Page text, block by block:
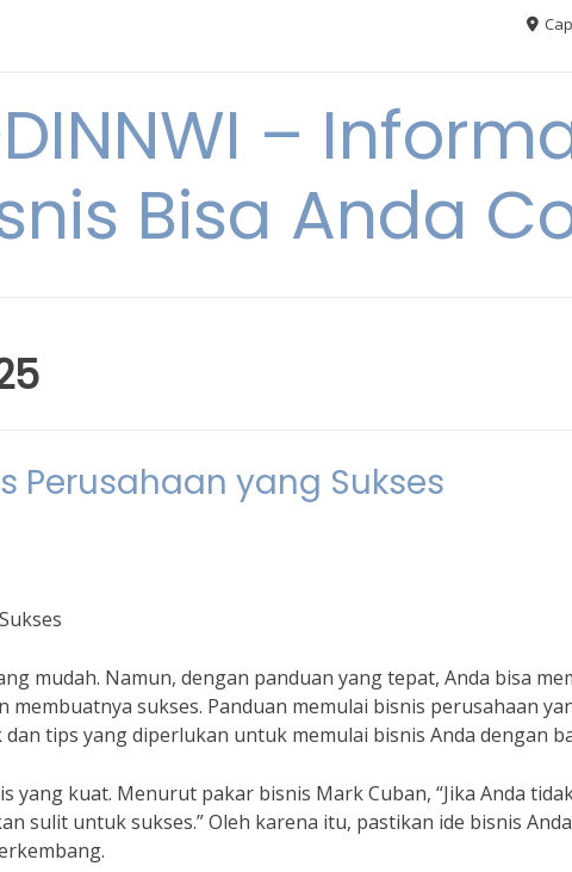
–
Bisa Anda
Perusahaan yang Sukses
mudah. Namun, dengan panduan yang tepat, Anda bisa
membuatnya sukses. Panduan memulai bisnis perusahaan
tips yang diperlukan untuk memulai bisnis Anda dengan
yang kuat. Menurut pakar bisnis Mark Cuban, “Jika Anda
sulit untuk sukses.” Oleh karena itu, pastikan ide bisnis Anda